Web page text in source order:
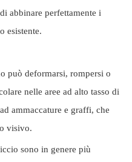
abbinare perfettamente i
esistente.
può deformarsi, rompersi o
nelle aree ad alto tasso di
ammaccature e graffi, che
visivo.
sono in genere più